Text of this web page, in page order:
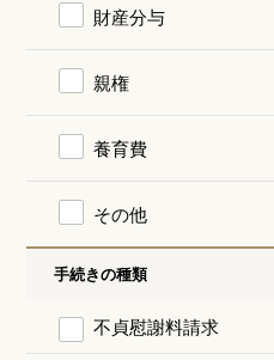
財産分与
親権
養育費
その他
手続きの種類
不貞慰謝料請求